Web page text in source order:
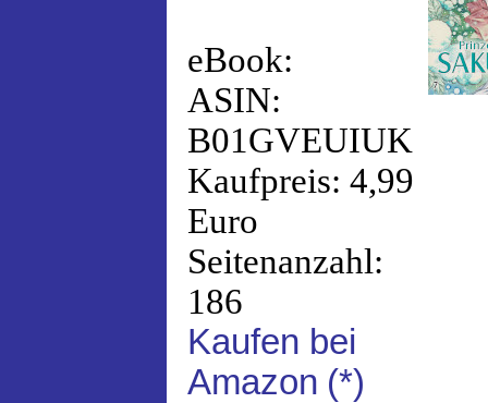
eBook:
ASIN:
B01GVEUIUK
Kaufpreis: 4,99
Euro
Seitenanzahl:
186
Kaufen bei
Amazon (*)